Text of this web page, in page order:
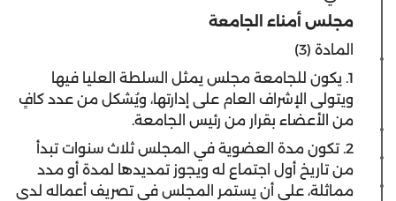
مجلس أمناء الجامعة
المادة (3)
1. يكون للجامعة مجلس يمثل السلطة العليا فيها
ويتولى الإشراف العام على إدارتها، ويُشكل من عدد كافٍ
من الأعضاء بقرار من رئيس الجامعة.
2. تكون مدة العضوية في المجلس ثلاث سنوات تبدأ
من تاريخ أول اجتماع له ويجوز تمديدها لمدة أو مدد
مماثلة، على أن يستمر المجلس في تصريف أعماله لدى